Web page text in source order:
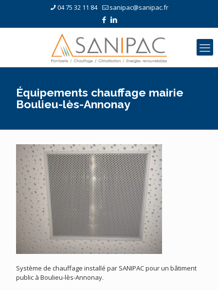
04 75 32 11 84 sanipac@sanipac.fr
Équipements chauffage mairie
Boulieu-lès-Annonay
Système de chauffage installé par SANIPAC pour un bâtiment
public à Boulieu-lès-Annonay.